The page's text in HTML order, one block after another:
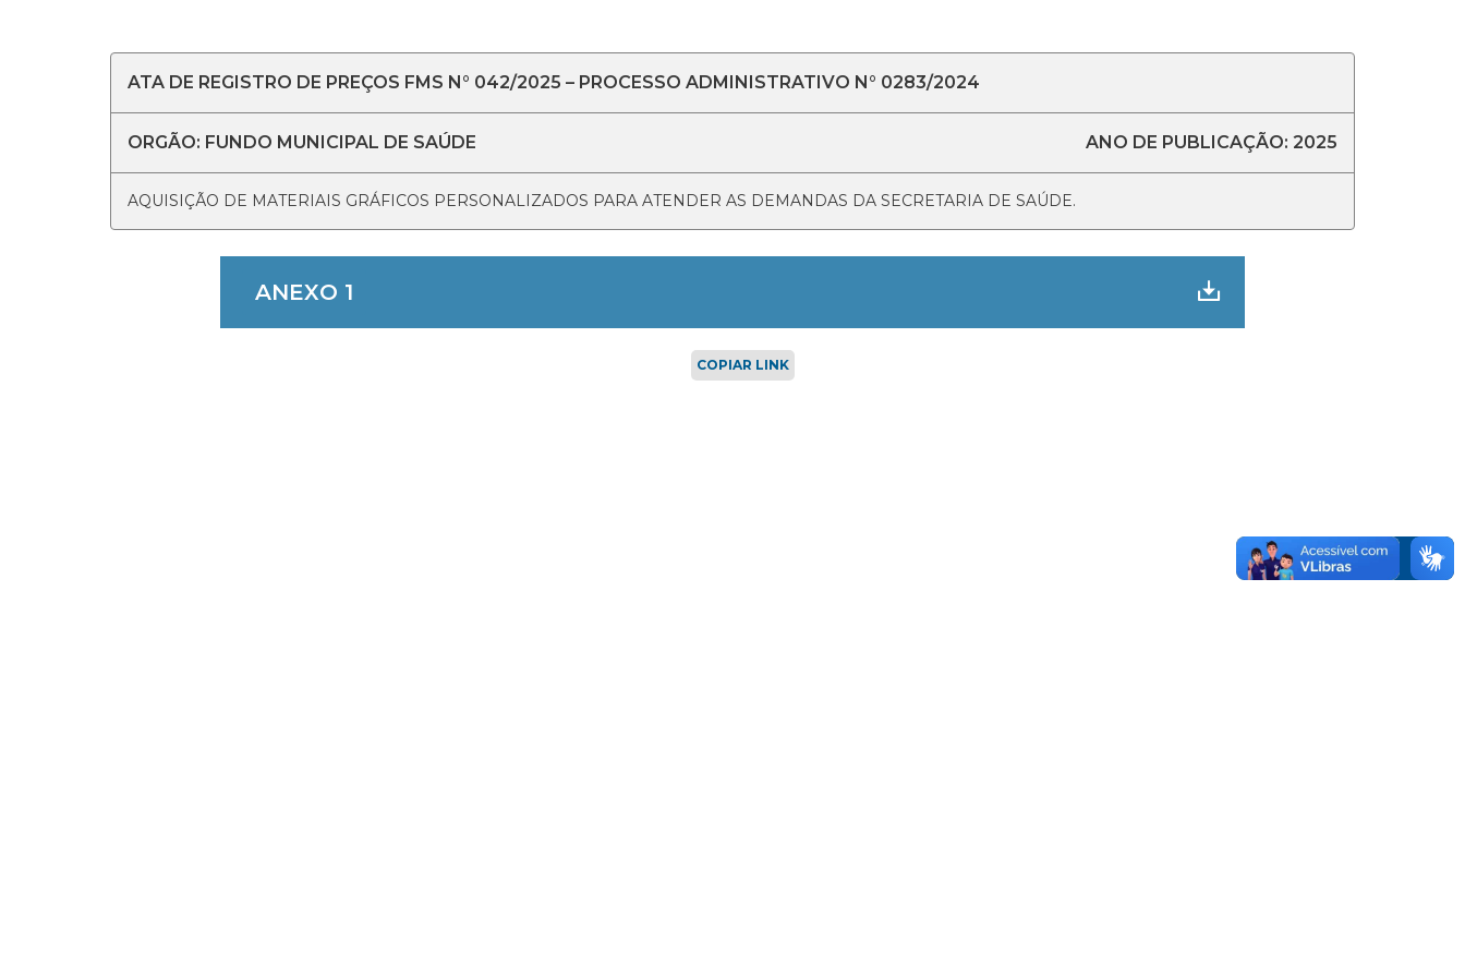
ATA DE REGISTRO DE PREÇOS FMS N° 042/2025 – PROCESSO ADMINISTRATIVO N° 0283/2024
ORGÃO: FUNDO MUNICIPAL DE SAÚDE ANO DE PUBLICAÇÃO: 2025
AQUISIÇÃO DE MATERIAIS GRÁFICOS PERSONALIZADOS PARA ATENDER AS DEMANDAS DA SECRETARIA DE SAÚDE.
ANEXO 1
COPIAR LINK